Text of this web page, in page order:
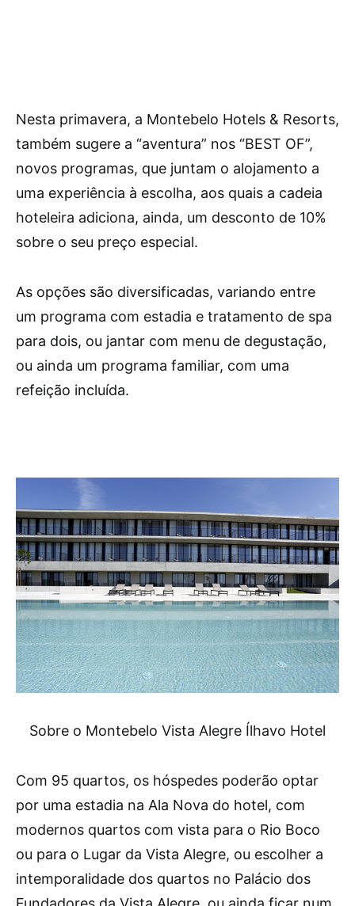
Nesta primavera, a Montebelo Hotels & Resorts,
também sugere a “aventura” nos “BEST OF”,
novos programas, que juntam o alojamento a
uma experiência à escolha, aos quais a cadeia
hoteleira adiciona, ainda, um desconto de 10%
sobre o seu preço especial.
As opções são diversificadas, variando entre
um programa com estadia e tratamento de spa
para dois, ou jantar com menu de degustação,
ou ainda um programa familiar, com uma
refeição incluída.
Sobre o Montebelo Vista Alegre Ílhavo Hotel
Com 95 quartos, os hóspedes poderão optar
por uma estadia na Ala Nova do hotel, com
modernos quartos com vista para o Rio Boco
ou para o Lugar da Vista Alegre, ou escolher a
intemporalidade dos quartos no Palácio dos